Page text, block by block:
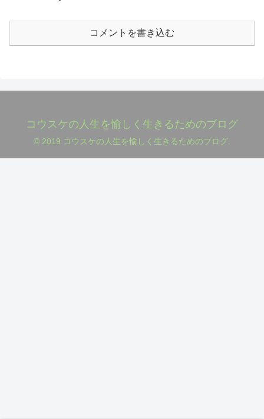
コメントを書き込む
コウスケの人生を愉しく生きるためのブログ
© 2019 コウスケの人生を愉しく生きるためのブログ.